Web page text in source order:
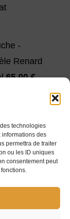
technologies
informations des
permettra de traiter
ou les ID uniques
consentement peut
€.45,00 €.
-
Renard
65,00€
-
Renard
65,00